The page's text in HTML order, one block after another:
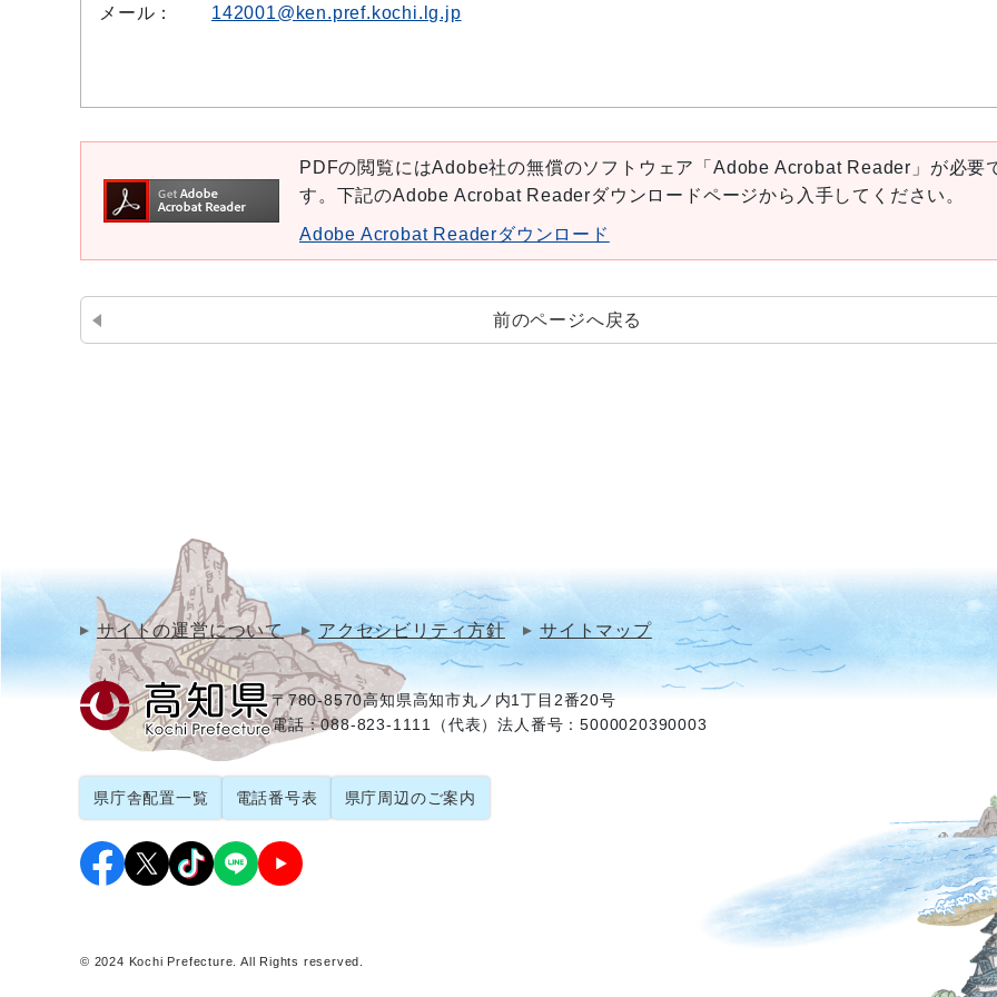
メール： 142001@ken.pref.kochi.lg.jp
PDFの閲覧にはAdobe社の無償のソフトウェア「Adobe Acrobat Reader」が必要
す。下記のAdobe Acrobat Readerダウンロードページから入手してください。
Adobe Acrobat Readerダウンロード
前のページへ戻る
サイトの運営について アクセシビリティ方針 サイトマップ
〒780-8570高知県高知市丸ノ内1丁目2番20号
電話：088-823-1111（代表）法人番号：5000020390003
県庁舎配置一覧 電話番号表 県庁周辺のご案内
© 2024 Kochi Prefecture. All Rights reserved.